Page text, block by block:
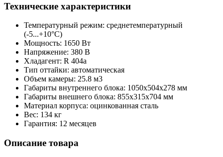
Технические характеристики
Температурный режим: среднетемпературный
(-5...+10°С)
Мощность: 1650 Вт
Напряжение: 380 В
Хладагент: R 404a
Тип оттайки: автоматическая
Объем камеры: 25.8 м3
Габариты внутреннего блока: 1050x504x278 мм
Габариты внешнего блока: 855x315x704 мм
Материал корпуса: оцинкованная сталь
Вес: 134 кг
Гарантия: 12 месяцев
Описание товара